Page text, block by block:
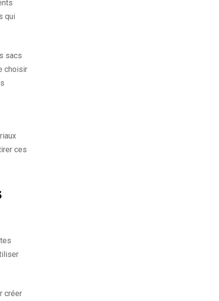
qui
sacs
choisir
ces
créer